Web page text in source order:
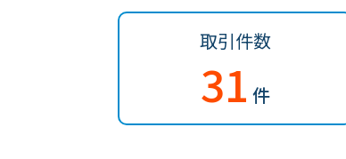
取引件数
31 件